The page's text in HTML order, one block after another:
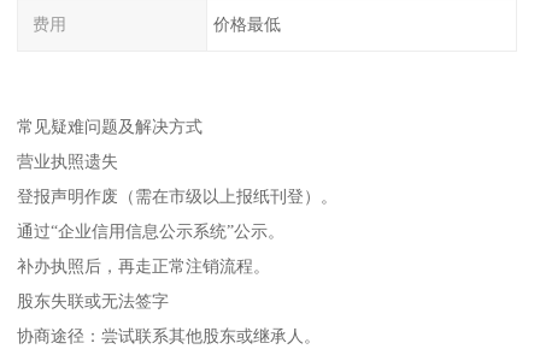
费用 价格最低
常见疑难问题及解决方式
营业执照遗失
登报声明作废（需在市级以上报纸刊登）。
通过“企业信用信息公示系统”公示。
补办执照后，再走正常注销流程。
股东失联或无法签字
协商途径：尝试联系其他股东或继承人。